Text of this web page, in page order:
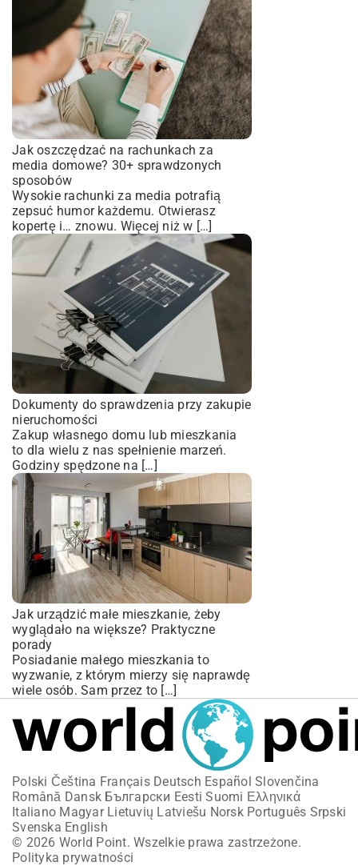
Jak oszczędzać na rachunkach za
media domowe? 30+ sprawdzonych
sposobów
Wysokie rachunki za media potrafią
zepsuć humor każdemu. Otwierasz
kopertę i… znowu. Więcej niż w […]
Dokumenty do sprawdzenia przy zakupie
nieruchomości
Zakup własnego domu lub mieszkania
to dla wielu z nas spełnienie marzeń.
Godziny spędzone na […]
Jak urządzić małe mieszkanie, żeby
wyglądało na większe? Praktyczne
porady
Posiadanie małego mieszkania to
wyzwanie, z którym mierzy się naprawdę
wiele osób. Sam przez to […]
Polski Čeština Français Deutsch Español Slovenčina
Română Dansk Български Eesti Suomi Ελληνικά
Italiano Magyar Lietuvių Latviešu Norsk Português Srpski
Svenska English
© 2026 World Point. Wszelkie prawa zastrzeżone.
Polityka prywatności